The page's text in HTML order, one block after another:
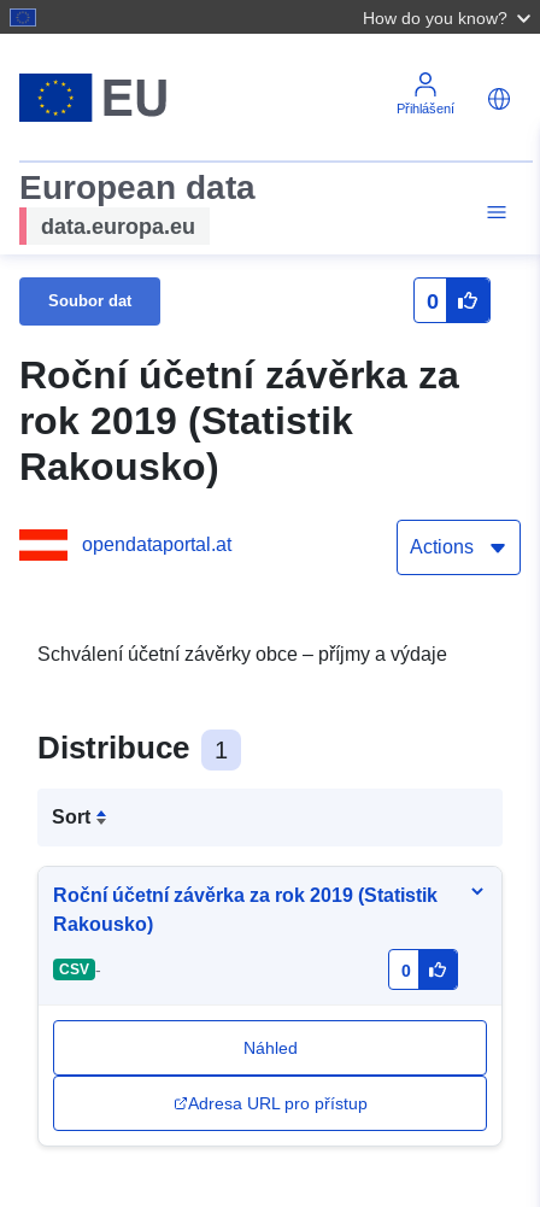
How do you know?
Přihlášení
European data
data.europa.eu
Soubor dat 0
Roční účetní závěrka za
rok 2019 (Statistik
Rakousko)
opendataportal.at Actions
Schválení účetní závěrky obce – příjmy a výdaje
Distribuce 1
Sort
Roční účetní závěrka za rok 2019 (Statistik
Rakousko)
CSV - 0
Náhled
Adresa URL pro přístup